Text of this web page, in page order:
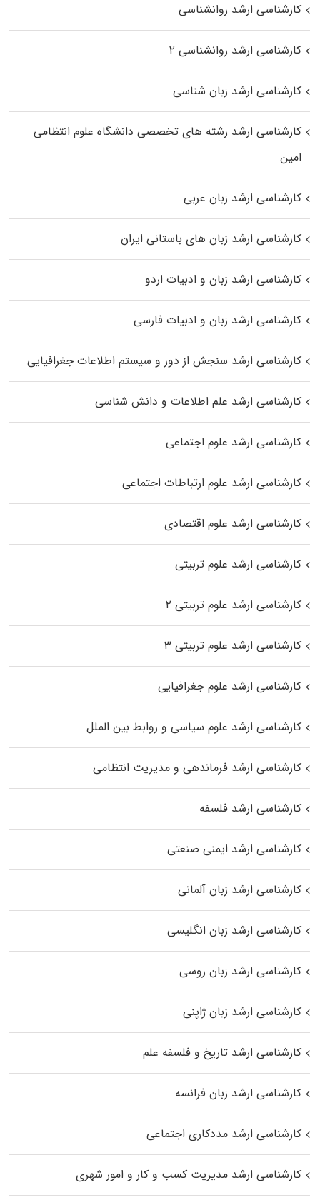
کارشناسی ارشد روانشناسی
کارشناسی ارشد روانشناسی ۲
کارشناسی ارشد زبان شناسی
کارشناسی ارشد رﺷﺘﻪ ﻫﺎی تخصصی داﻧﺸﮕﺎه ﻋﻠﻮم انتظامی
اﻣﻴﻦ
کارشناسی ارشد زبان عربی
کارشناسی ارشد زبان‌ های باستانی ایران
کارشناسی ارشد زبان و ادبیات اردو
کارشناسی ارشد زبان و ادبیات فارسی
کارشناسی ارشد سنجش از دور و سیستم اطلاعات جغرافیایی
کارشناسی ارشد علم اطلاعات و دانش شناسی
کارشناسی ارشد علوم اجتماعی
کارشناسی ارشد علوم ارتباطات اجتماعی
کارشناسی ارشد علوم اقتصادی
کارشناسی ارشد علوم تربیتی
کارشناسی ارشد علوم تربیتی ۲
کارشناسی ارشد علوم تربیتی ۳
کارشناسی ارشد علوم جغرافیایی
کارشناسی ارشد علوم سیاسی و روابط بین الملل
کارشناسی ارشد فرماندهی و مدیریت انتظامی
کارشناسی ارشد فلسفه
کارشناسی ارشد ایمنی صنعتی
کارشناسی ارشد زبان آلمانی
کارشناسی ارشد زبان انگلیسی
کارشناسی ارشد زبان روسی
کارشناسی ارشد زبان ژاپنی
کارشناسی ارشد تاریخ و فلسفه علم
کارشناسی ارشد زبان فرانسه
کارشناسی ارشد مددکاری اجتماعی
کارشناسی ارشد مدیریت کسب و کار و امور شهری